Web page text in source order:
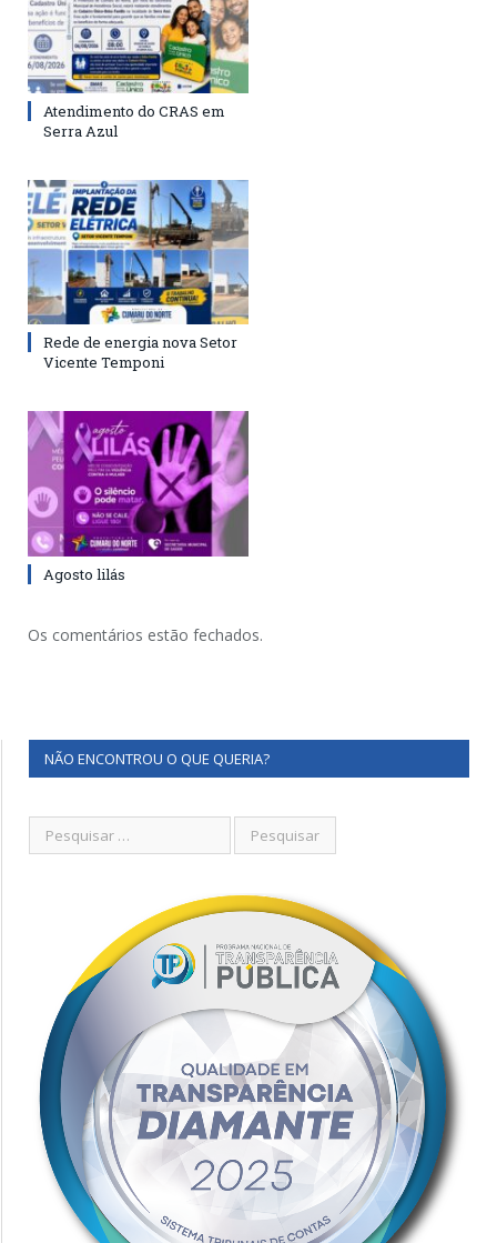
Atendimento do CRAS em
Serra Azul
Rede de energia nova Setor
Vicente Temponi
Agosto lilás
Os comentários estão fechados.
NÃO ENCONTROU O QUE QUERIA?